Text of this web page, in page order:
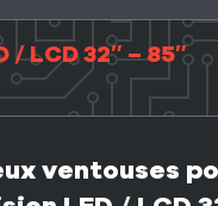
LCD 32″ – 85″
ventouses